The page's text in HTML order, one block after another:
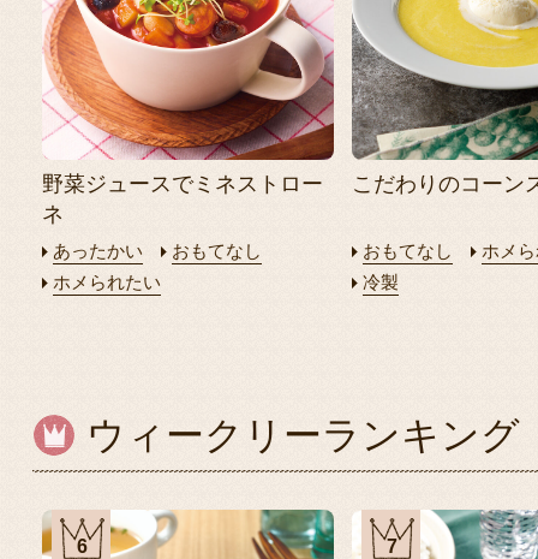
野菜ジュースでミネストロー
ネ
あったかい
おもてなし
ホメられたい
こだわりのコーン
おもてなし
ホメ
冷製
ウィークリーランキング
6 7